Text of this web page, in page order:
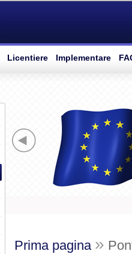
Licentiere Implementare
Prima pagina »